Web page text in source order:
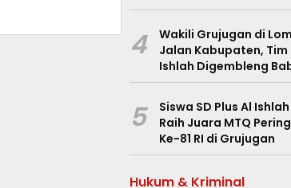
4
Wakili Grujugan di
Jalan Kabupaten, Tim
Ishlah Digembleng
5
Siswa SD Plus Al
Raih Juara MTQ
Ke-81 RI di Grujugan
Hukum & Kriminal